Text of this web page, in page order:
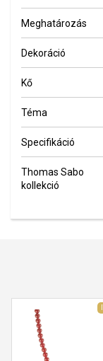
Meghatározás
Dekoráció
Kő
Téma
Specifikáció
Thomas Sabo
kollekció